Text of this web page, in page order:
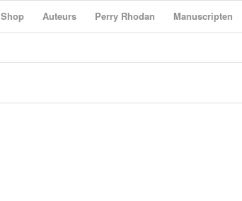
Shop Auteurs Perry Rhodan Manuscripten